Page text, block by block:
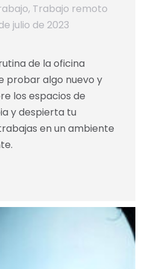
, Trabajo remoto
julio de 2023
de la oficina
probar algo nuevo y
los espacios de
y despierta tu
en un ambiente